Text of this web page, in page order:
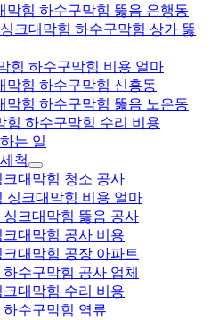
막힘 하수구막힘 뚫음 은행동
크대막힘 하수구막힘 상가 뚫
힘 하수구막힘 비용 얼마
막힘 하수구막힘 신흥동
막힘 하수구막힘 뚫음 노은동
힘 하수구막힘 수리 비용
는 일
척
대막힘 청소 공사
싱크대막힘 비용 얼마
크대막힘 뚫음 공사
대막힘 공사 비용
대막힘 공장 아파트
수구막힘 공사 업체
대막힘 수리 비용
수구막힘 역류